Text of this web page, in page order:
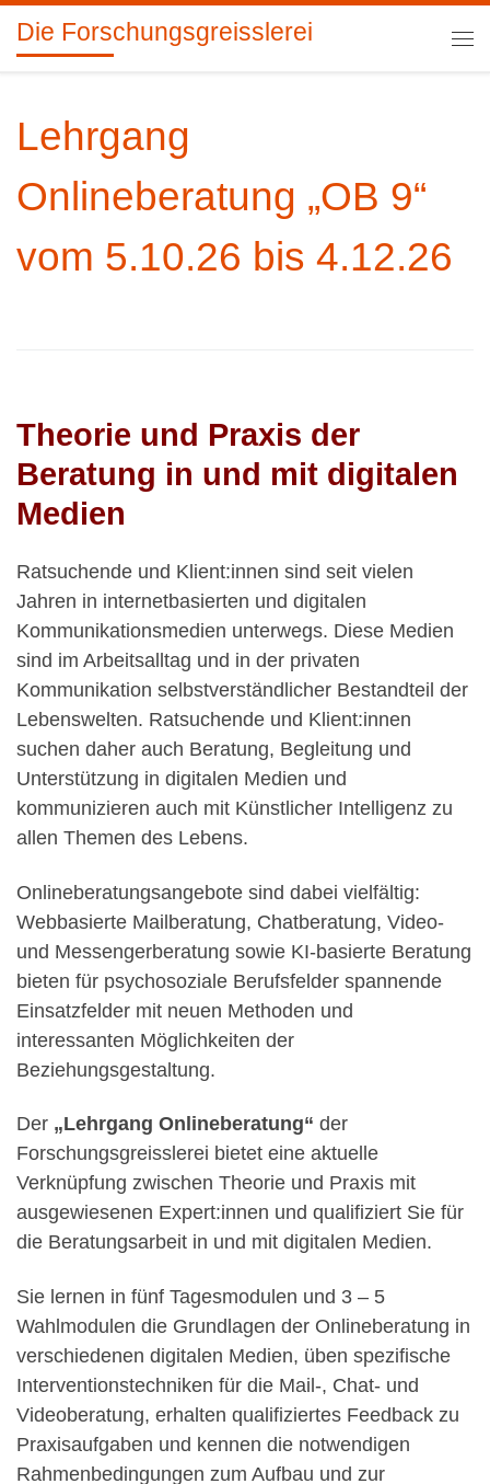
Zum Inhalt springen
Die Forschungsgreisslerei
Lehrgang
Onlineberatung „OB 9“
vom 5.10.26 bis 4.12.26
Theorie und Praxis der
Beratung in und mit digitalen
Medien
Ratsuchende und Klient:innen sind seit vielen
Jahren in internetbasierten und digitalen
Kommunikationsmedien unterwegs. Diese Medien
sind im Arbeitsalltag und in der privaten
Kommunikation selbstverständlicher Bestandteil der
Lebenswelten. Ratsuchende und Klient:innen
suchen daher auch Beratung, Begleitung und
Unterstützung in digitalen Medien und
kommunizieren auch mit Künstlicher Intelligenz zu
allen Themen des Lebens.
Onlineberatungsangebote sind dabei vielfältig:
Webbasierte Mailberatung, Chatberatung, Video-
und Messengerberatung sowie KI-basierte Beratung
bieten für psychosoziale Berufsfelder spannende
Einsatzfelder mit neuen Methoden und
interessanten Möglichkeiten der
Beziehungsgestaltung.
Der „Lehrgang Onlineberatung“ der
Forschungsgreisslerei bietet eine aktuelle
Verknüpfung zwischen Theorie und Praxis mit
ausgewiesenen Expert:innen und qualifiziert Sie für
die Beratungsarbeit in und mit digitalen Medien.
Sie lernen in fünf Tagesmodulen und 3 – 5
Wahlmodulen die Grundlagen der Onlineberatung in
verschiedenen digitalen Medien, üben spezifische
Interventionstechniken für die Mail-, Chat- und
Videoberatung, erhalten qualifiziertes Feedback zu
Praxisaufgaben und kennen die notwendigen
Rahmenbedingungen zum Aufbau und zur